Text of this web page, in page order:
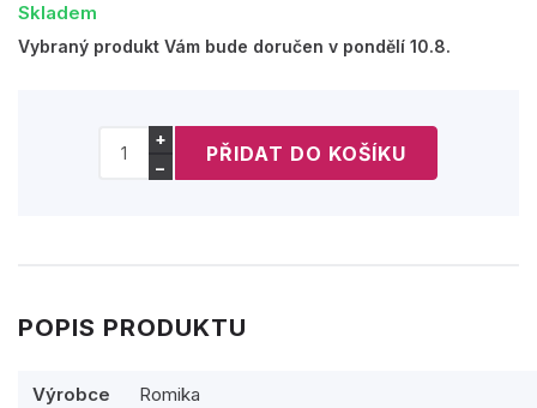
Skladem
Vybraný produkt Vám bude doručen v pondělí 10.8.
+
−
POPIS PRODUKTU
Výrobce Romika